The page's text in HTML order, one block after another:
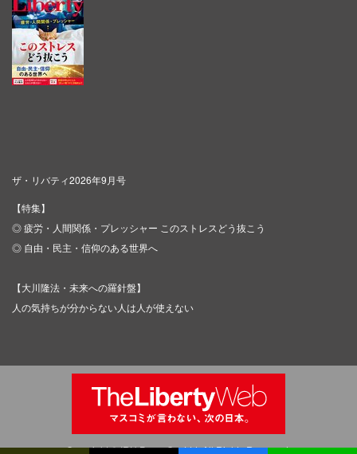
ザ・リバティ2026年9月号
【特集】
◎ 疲労・人間関係・プレッシャー このストレスどう抜こう
◎ 自由・民主・信仰のある世界へ
【大川隆法・未来への羅針盤】
人の気持ちが分からない人は人が使えない
Copyright © IRH Press Co.,Ltd. All Rights Reserved.